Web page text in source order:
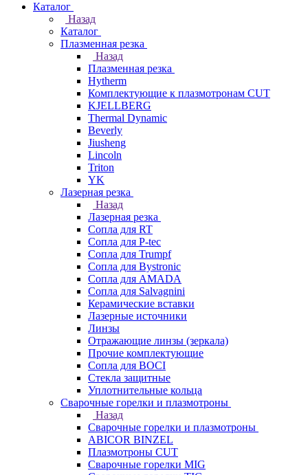
Каталог
Назад
Каталог
Плазменная резка
Назад
Плазменная резка
Hytherm
Комплектующие к плазмотронам CUT
KJELLBERG
Thermal Dynamic
Beverly
Jiusheng
Lincoln
Triton
YK
Лазерная резка
Назад
Лазерная резка
Сопла для RT
Сопла для P-tec
Сопла для Trumpf
Сопла для Bystronic
Сопла для AMADA
Сопла для Salvagnini
Керамические вставки
Лазерные источники
Линзы
Отражающие линзы (зеркала)
Прочие комплектующие
Сопла для BOCI
Стекла защитные
Уплотнительные кольца
Сварочные горелки и плазмотроны
Назад
Сварочные горелки и плазмотроны
ABICOR BINZEL
Плазмотроны CUT
Сварочные горелки MIG